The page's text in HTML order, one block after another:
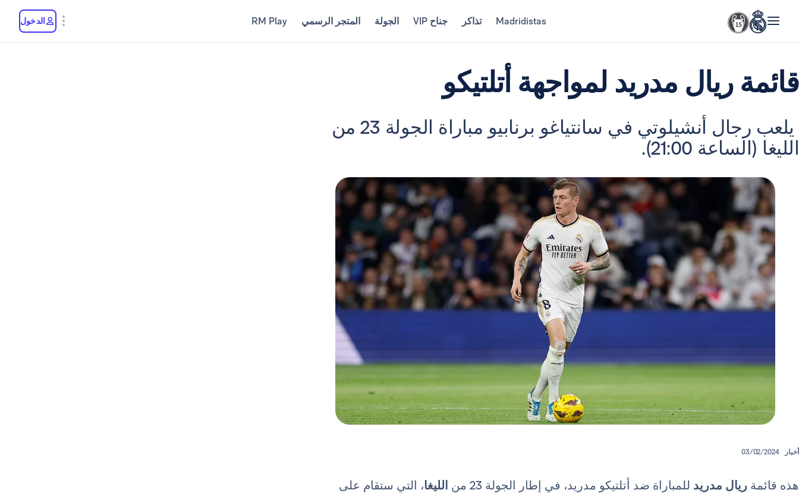
Madridistas تذاكر جناح VIP الجولة المتجر الرسمي RM Play الدخول
قائمة ريال مدريد لمواجهة أتلتيكو
يلعب رجال أنشيلوتي في سانتياغو برنابيو مباراة الجولة 23 من
الليغا (الساعة 21:00).
أخبار 03/02/2024
هذه قائمة ريال مدريد للمباراة ضد أتلتيكو مدريد، في إطار الجولة 23 من الليغا، التي ستقام على